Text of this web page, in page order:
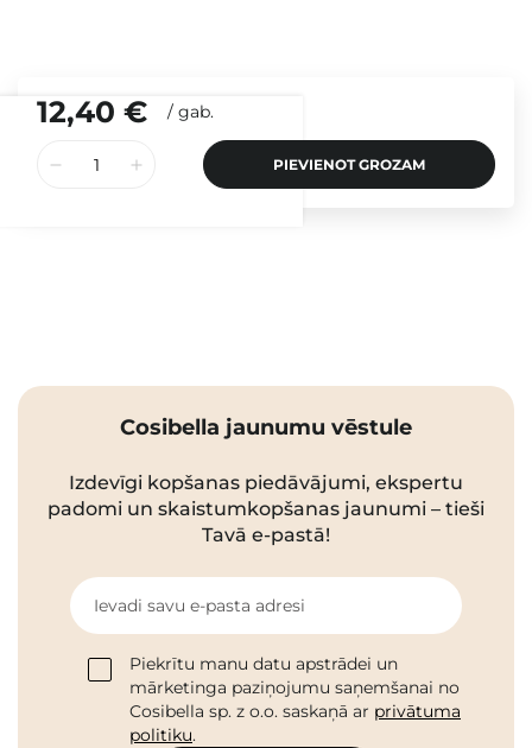
12,40 € / gab.
PIEVIENOT GROZAM
Cosibella jaunumu vēstule
Izdevīgi kopšanas piedāvājumi, ekspertu
padomi un skaistumkopšanas jaunumi – tieši
Tavā e-pastā!
Ievadi savu e-pasta adresi
Piekrītu manu datu apstrādei un
mārketinga paziņojumu saņemšanai no
Cosibella sp. z o.o. saskaņā ar privātuma
politiku.